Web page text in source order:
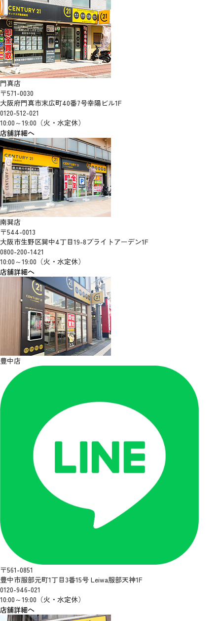
門真店
〒571-0030
大阪府門真市末広町40番7号幸陽ビル1F
0120-512-021
10:00～19:00（火・水定休）
店舗詳細へ
南巽店
〒544-0013
大阪市生野区巽中4丁目19-8ブライトアーデン1F
0800-200-1421
10:00～19:00（火・水定休）
店舗詳細へ
豊中店
〒561-0851
豊中市服部元町1丁目3番15号 Leiwa服部天神1F
0120-946-021
10:00～19:00（火・水定休）
店舗詳細へ